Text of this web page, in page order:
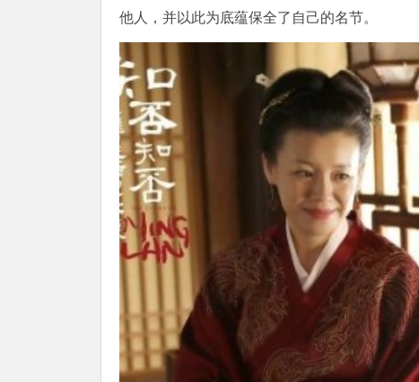
他人，并以此为底蕴保全了自己的名节。